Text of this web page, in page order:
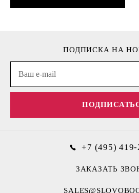
ПОДПИСКА НА
+7 (495) 419-
ЗАКАЗАТЬ